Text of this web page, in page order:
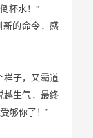
杯水！”
的命令，感
样子，又霸道
生气，最终
够你了！”